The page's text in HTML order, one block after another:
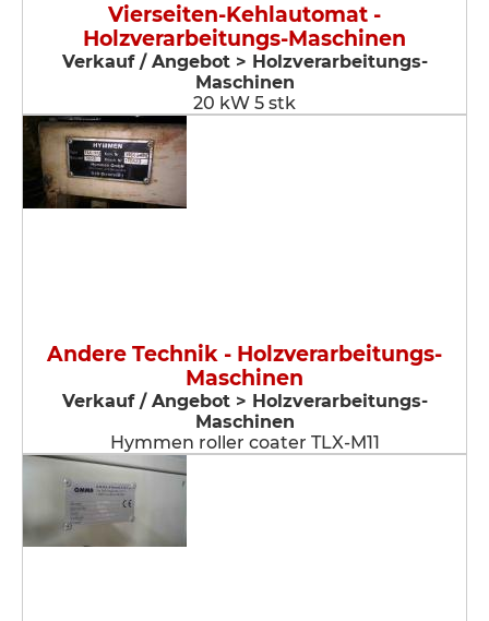
Vierseiten-Kehlautomat -
Holzverarbeitungs-Maschinen
Verkauf / Angebot > Holzverarbeitungs-
Maschinen
20 kW 5 stk
Andere Technik - Holzverarbeitungs-
Maschinen
Verkauf / Angebot > Holzverarbeitungs-
Maschinen
Hymmen roller coater TLX-M11